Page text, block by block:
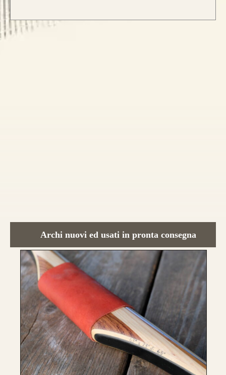
Nasce un nuovo modello di punta, uguale
nei colori e nelle essenza ad HELIOS.
Rispetto ad Helios, Alben segue le
caratteristiche del modello Ashram con 4
lamine di legno, due di tasso e due di
bambù.
Fibre di vetro color Nero.
Archi nuovi ed usati in pronta consegna